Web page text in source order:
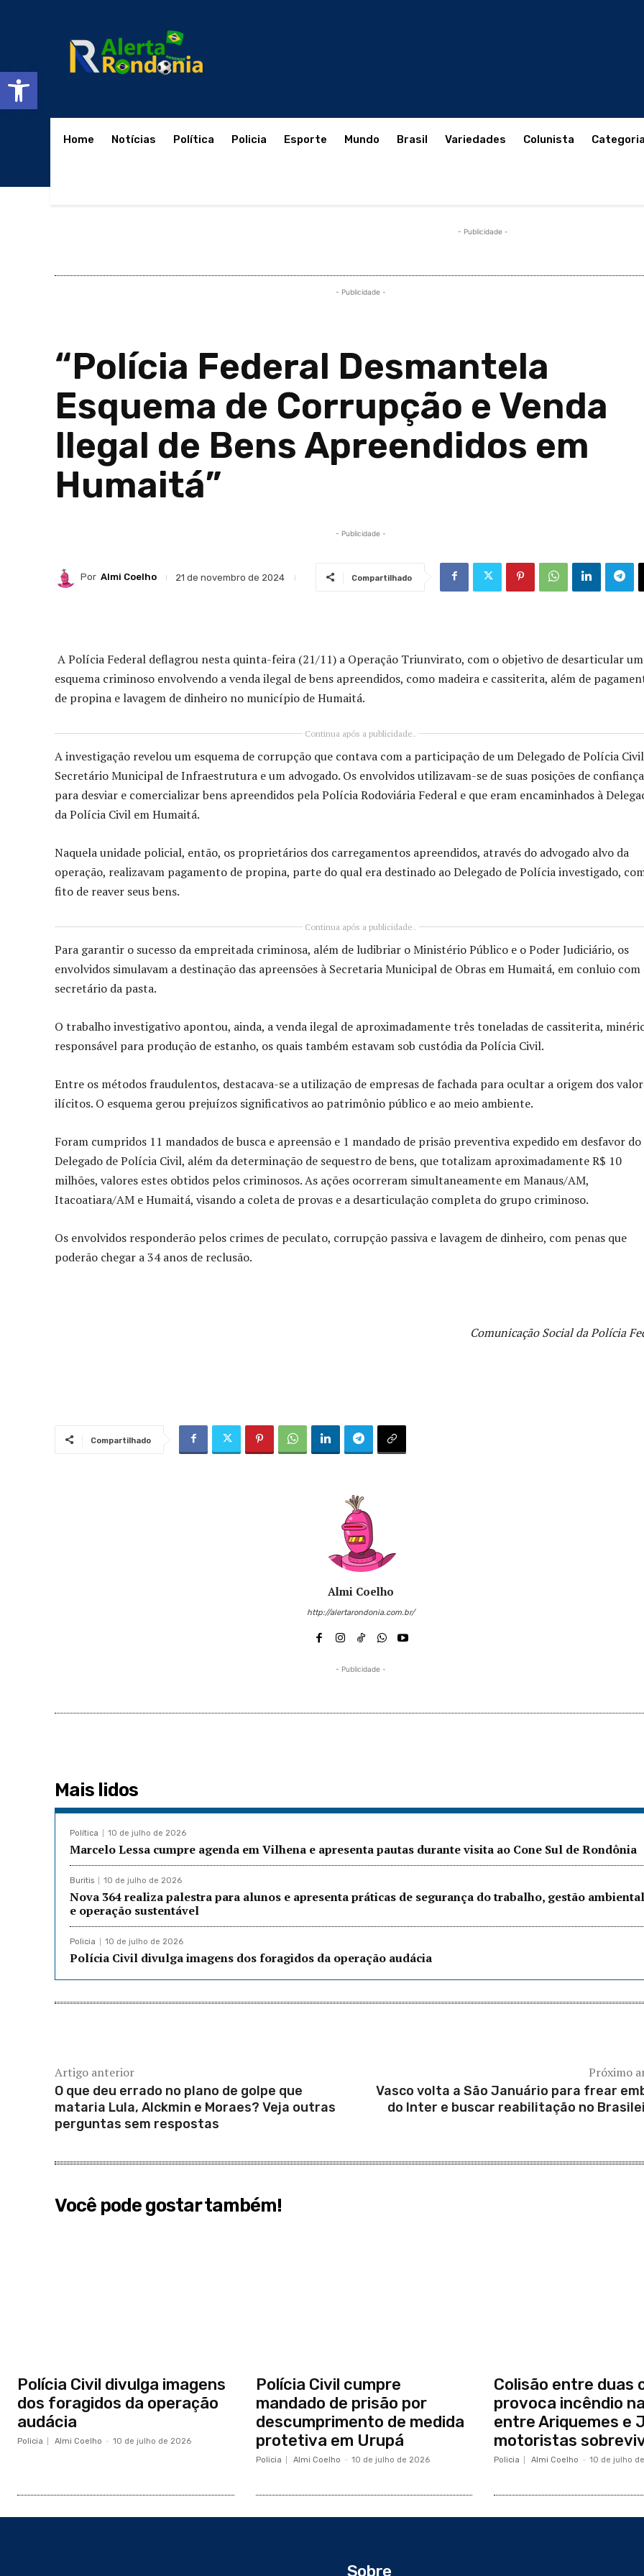
Abrir a barra de ferramentas
Home Notícias Política Policia Esporte Mundo Brasil Variedades Colunista
- Publicidade -
- Publicidade -
“Polícia Federal Desmantela
Esquema de Corrupção e Venda
Ilegal de Bens Apreendidos em
Humaitá”
- Publicidade -
Por Almi Coelho 21 de novembro de 2024 Compartilhado
A Polícia Federal deflagrou nesta quinta-feira (21/11) a Operação Triunvirato, com o objetivo de desarticular um
esquema criminoso envolvendo a venda ilegal de bens apreendidos, como madeira e cassiterita, além de
de propina e lavagem de dinheiro no município de Humaitá.
Continua após a publicidade..
A investigação revelou um esquema de corrupção que contava com a participação de um Delegado de Polícia
Secretário Municipal de Infraestrutura e um advogado. Os envolvidos utilizavam-se de suas posições de confiança
para desviar e comercializar bens apreendidos pela Polícia Rodoviária Federal e que eram encaminhados à
da Polícia Civil em Humaitá.
Naquela unidade policial, então, os proprietários dos carregamentos apreendidos, através do advogado alvo da
operação, realizavam pagamento de propina, parte do qual era destinado ao Delegado de Polícia investigado,
fito de reaver seus bens.
Continua após a publicidade..
Para garantir o sucesso da empreitada criminosa, além de ludibriar o Ministério Público e o Poder Judiciário, os
envolvidos simulavam a destinação das apreensões à Secretaria Municipal de Obras em Humaitá, em conluio com
secretário da pasta.
O trabalho investigativo apontou, ainda, a venda ilegal de aproximadamente três toneladas de cassiterita,
responsável para produção de estanho, os quais também estavam sob custódia da Polícia Civil.
Entre os métodos fraudulentos, destacava-se a utilização de empresas de fachada para ocultar a origem dos
ilícitos. O esquema gerou prejuízos significativos ao patrimônio público e ao meio ambiente.
Foram cumpridos 11 mandados de busca e apreensão e 1 mandado de prisão preventiva expedido em desfavor do
Delegado de Polícia Civil, além da determinação de sequestro de bens, que totalizam aproximadamente R$ 10
milhões, valores estes obtidos pelos criminosos. As ações ocorreram simultaneamente em Manaus/AM,
Itacoatiara/AM e Humaitá, visando a coleta de provas e a desarticulação completa do grupo criminoso.
Os envolvidos responderão pelos crimes de peculato, corrupção passiva e lavagem de dinheiro, com penas que
poderão chegar a 34 anos de reclusão.
Comunicação Social da Polícia
Compartilhado
Almi Coelho
http://alertarondonia.com.br/
- Publicidade -
Mais lidos
Política 10 de julho de 2026
Marcelo Lessa cumpre agenda em Vilhena e apresenta pautas durante visita ao Cone Sul de Rondônia
Buritis 10 de julho de 2026
Nova 364 realiza palestra para alunos e apresenta práticas de segurança do trabalho, gestão ambiental
e operação sustentável
Policia 10 de julho de 2026
Polícia Civil divulga imagens dos foragidos da operação audácia
Artigo anterior
O que deu errado no plano de golpe que
mataria Lula, Alckmin e Moraes? Veja outras
perguntas sem respostas
Próximo
Vasco volta a São Januário para frear
do Inter e buscar reabilitação no
Você pode gostar também!
Polícia Civil divulga imagens
dos foragidos da operação
audácia
Policia Almi Coelho - 10 de julho de 2026
Polícia Civil cumpre
mandado de prisão por
descumprimento de medida
protetiva em Urupá
Policia Almi Coelho - 10 de julho de 2026
Colisão entre duas
provoca incêndio
entre Ariquemes e
motoristas
Policia Almi Coelho - 10 de julho
Sobre